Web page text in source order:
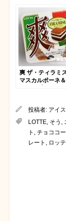
爽 ザ・ティラミ
マスカルポーネ
投稿者: アイ
LOTTE, そう ,
ト , チョココ
レート , ロッ